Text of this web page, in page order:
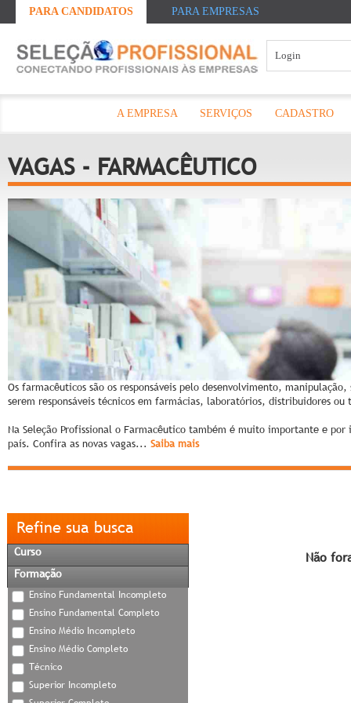
PARA CANDIDATOS PARA EMPRESAS
A EMPRESA SERVIÇOS CADASTRO
VAGAS - FARMACÊUTICO
Os farmacêuticos são os responsáveis pelo desenvolvimento,
serem responsáveis técnicos em farmácias, laboratórios, distribuidores
Na Seleção Profissional o Farmacêutico também é muito importante e
país. Confira as novas vagas... Saiba mais
Refine sua busca
Curso
Formação
Ensino Fundamental Incompleto
Ensino Fundamental Completo
Ensino Médio Incompleto
Ensino Médio Completo
Técnico
Superior Incompleto
Não